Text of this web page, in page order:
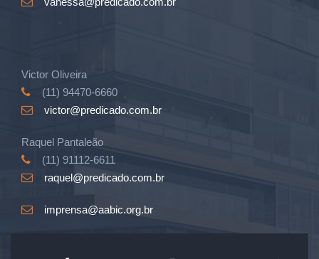
Victor Oliveira
(11) 94470-6660
victor@predicado.com.br
Raquel Pantaleão
(11) 91112-6611
raquel@predicado.com.br
imprensa@aabic.org.br